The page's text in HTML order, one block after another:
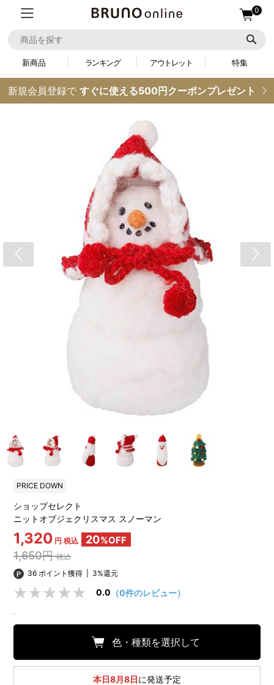
0
新商品 ランキング アウトレット 特集
新規会員登録で すぐに使える500円クーポンプレゼント
PRICE DOWN
ショップセレクト
ニットオブジェクリスマス スノーマン
1,320 円 税込 20%OFF
1,650円税込
36 ポイント獲得
3%還元
0.0 （0件のレビュー）
色・種類を選択して
本日8月8日に発送予定